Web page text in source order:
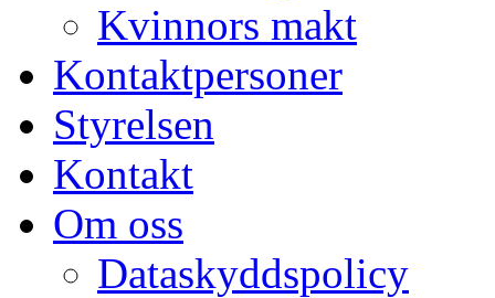
Kvinnors makt
Kontaktpersoner
Styrelsen
Kontakt
Om oss
Dataskyddspolicy